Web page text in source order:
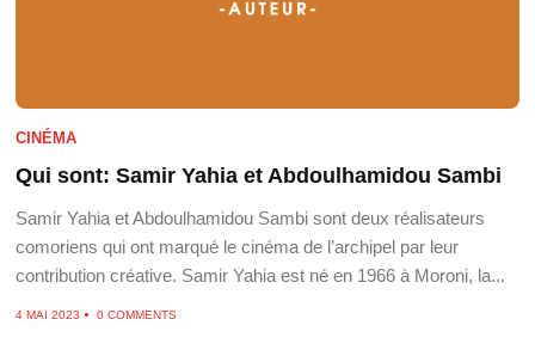
CINÉMA
Qui sont: Samir Yahia et Abdoulhamidou Sambi
Samir Yahia et Abdoulhamidou Sambi sont deux réalisateurs
comoriens qui ont marqué le cinéma de l’archipel par leur
contribution créative. Samir Yahia est né en 1966 à Moroni, la...
4 MAI 2023 0 COMMENTS